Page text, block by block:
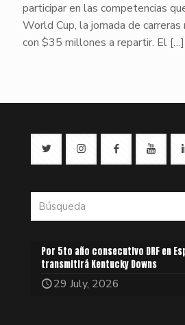
participar en las competencias
World Cup, la jornada de carreras
con $35 millones a repartir. El […]
Por 5to año consecutivo DRF en
transmitirá Kentucky Downs
29 July, 2026